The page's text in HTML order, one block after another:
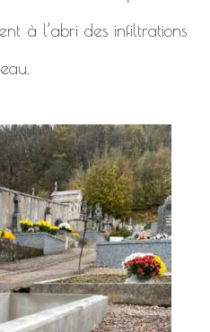
à l’abri des infiltrations